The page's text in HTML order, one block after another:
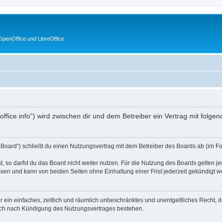
und LibreOffice
wird zwischen dir und dem Betreiber ein Vertrag mit
schließt du einen Nutzungsvertrag mit dem Betreiber des Boards ab (im
so darfst du das Board nicht weiter nutzen. Für die Nutzung des Boards gelten
und kann von beiden Seiten ohne Einhaltung einer Frist jederzeit gekündigt
einfaches, zeitlich und räumlich unbeschränktes und unentgeltliches Recht,
nach Kündigung des Nutzungsvertrages bestehen.